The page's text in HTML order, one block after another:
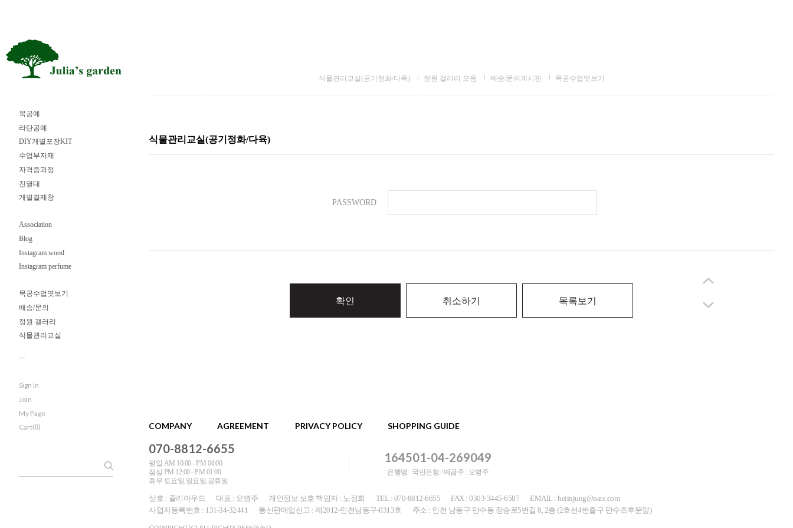
목공예
라탄공예
DIY개별포장KIT
수업부자재
자격증과정
진열대
개별결제창
Association
Blog
Instagram wood
Instagram perfume
목공수업엿보기
배송/문의
정원 갤러리
식물관리교실
Sign In
Join
My Page
Cart(0)
식물관리교실(공기정화/다육) 정원 갤러리 모음 배송/문의계시판 목공수업엿보기
식물관리교실(공기정화/다육)
PASSWORD
확인 취소하기 목록보기
COMPANY AGREEMENT PRIVACY POLICY SHOPPING GUIDE
070-8812-6655
평일 AM 10:00 - PM 04:00
점심 PM 12:00 - PM 01:00
휴무 토요일,일요일,공휴일
164501-04-269049
은행명 : 국민은행 / 예금주 : 오병주
상호 : 줄리아우드 대표 : 오병주 개인정보 보호 책임자 : 노정희 TEL : 070-8812-6655 FAX : 0303-3445-6587
EMAIL : heiinjung@nate.com
사업자등록번호 : 131-34-32441
통신판매업신고 : 제2012-인천남동구-0313호
주소 : 인천 남동구 만수동 장승로5번길 8, 2층 (2호선4번출구 만수초후문앞)